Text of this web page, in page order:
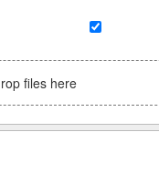
files here